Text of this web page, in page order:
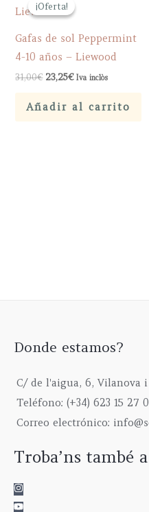
¡Oferta!
¡Oferta!
Gafas de sol Peppermint
4-10 años – Liewood
31,00€ El
original
era:
23,25€El
actual
es:
Iva inclòs
Añadir al carrito
Donde estamos?
C/ de l'aigua, 6, Vilanova
Teléfono: (+34) 623 15 27
Correo electrónico:
Troba’ns també